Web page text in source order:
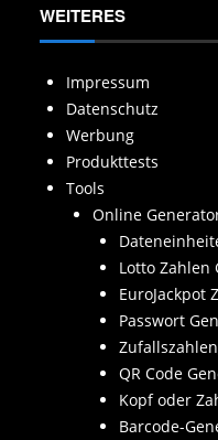
WEITERES
Impressum
Datenschutz
Werbung
Produkttests
Tools
Online
Lotto Zahlen
EuroJackpot
Passwort
QR Code
Kopf oder
Barcode-